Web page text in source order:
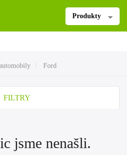
Produkty
Ford
FILTRY
jsme nenašli.